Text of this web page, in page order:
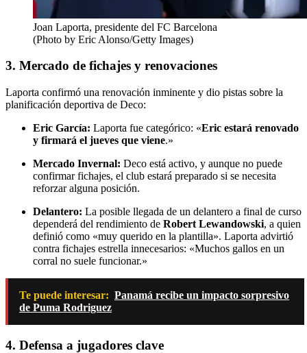
Joan Laporta, presidente del FC Barcelona
(Photo by Eric Alonso/Getty Images)
3. Mercado de fichajes y renovaciones
Laporta confirmó una renovación inminente y dio pistas sobre la
planificación deportiva de Deco:
Eric García: Laporta fue categórico: «Eric estará renovado
y firmará el jueves que viene.»
Mercado Invernal: Deco está activo, y aunque no puede
confirmar fichajes, el club estará preparado si se necesita
reforzar alguna posición.
Delantero: La posible llegada de un delantero a final de curso
dependerá del rendimiento de Robert Lewandowski, a quien
definió como «muy querido en la plantilla». Laporta advirtió
contra fichajes estrella innecesarios: «Muchos gallos en un
corral no suele funcionar.»
Te puede interesar: Panamá recibe un impacto sorpresivo
de Puma Rodriguez
4. Defensa a jugadores clave